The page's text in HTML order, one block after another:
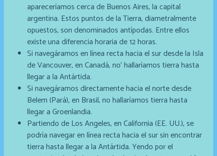
apareceríamos cerca de Buenos Aires, la capital
argentina. Estos puntos de la Tierra, diametralmente
opuestos, son denominados antípodas. Entre ellos
existe una diferencia horaria de 12 horas.
Si navegáramos en línea recta hacia el sur desde la Isla
de Vancouver, en Canadá, no’ hallaríamos tierra hasta
llegar a la Antártida.
Si navegáramos directamente hacia el norte desde
Belem (Pará), en Brasil, no hallaríamos tierra hasta
llegar a Groenlandia.
Partiendo de Los Angeles, en California (EE. UU.), se
podría navegar en línea recta hacia el sur sin encontrar
tierra hasta llegar a la Antártida. Yendo por el